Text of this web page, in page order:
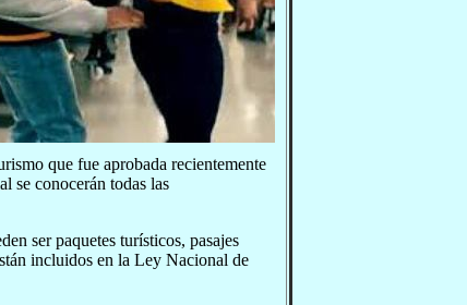
que fue aprobada recientemente
se conocerán todas las
ser paquetes turísticos, pasajes
incluidos en la Ley Nacional de